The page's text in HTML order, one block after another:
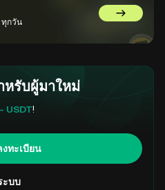
ทุกวัน ไปที่
หรับผู้มาใหม่
USDT!
งทะเบียน
ะบบ